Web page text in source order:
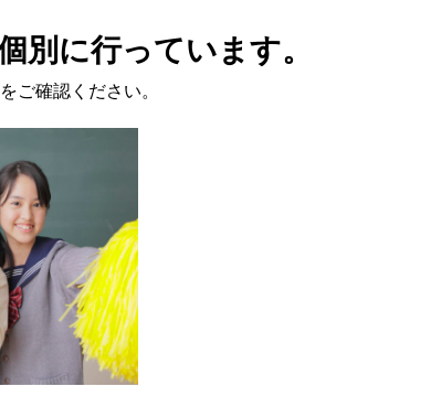
別に行っています。
ご確認ください。